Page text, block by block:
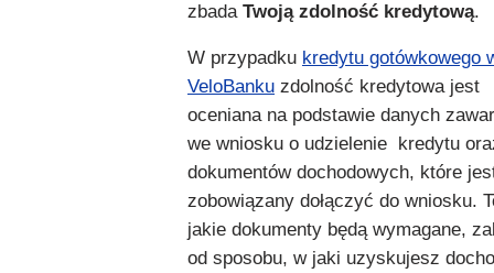
zbada Twoją zdolność kredytową.
W przypadku kredytu gotówkowego
VeloBanku zdolność kredytowa jest
oceniana na podstawie danych
we wniosku o udzielenie kredytu
dokumentów dochodowych, które
zobowiązany dołączyć do wniosku.
jakie dokumenty będą wymagane,
od sposobu, w jaki uzyskujesz